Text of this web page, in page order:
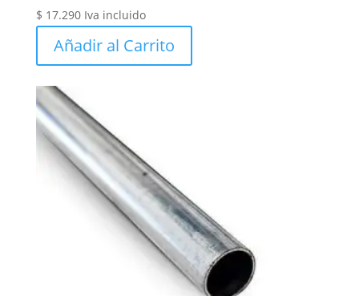
$ 17.290 Iva incluido
Añadir al Carrito